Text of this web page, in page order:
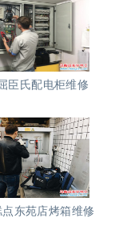
臣氏配电柜维修
东苑店烤箱维修